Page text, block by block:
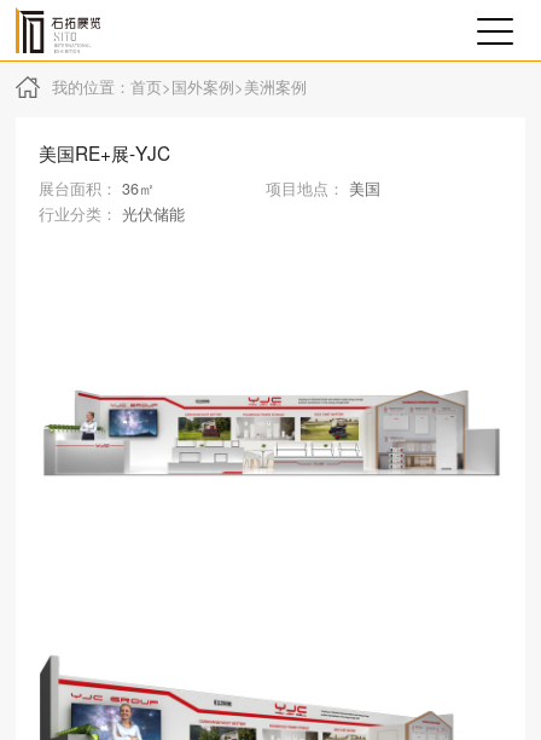
我的位置： 首页>国外案例>美洲案例
美国RE+展-YJC
展台面积： 36㎡ 项目地点：
美国
行业分类： 光伏储能